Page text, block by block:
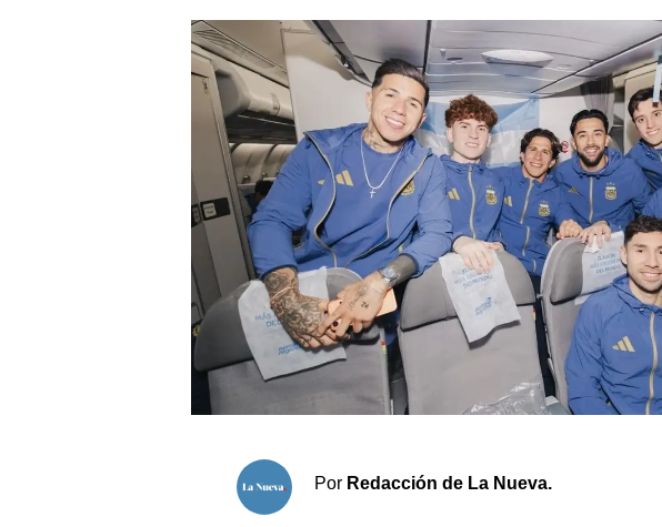
Arte y cultura
Cines
Economía y campo
Economía y finanzas
Con el campo
Espacio empresas
Sociedad y tiempo libre
Sociedad
Tecnología
Turismo
Salud
Es viral
El tiempo
Fúnebres
Clasificados
Horóscopo
Servicios
Farmacias
Por Redacción de La Nueva.